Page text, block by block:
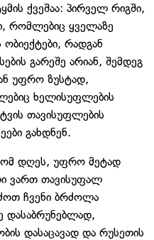
ქვეშაა: პირველ რიგში,
რომლებიც ყველაზე
ობიექტები, რადგან
გარეშე არიან, შემდეგ
უფრო ზუსტად,
ხელისუფლების
თავისუფლების
გახდნენ.
დღეს, უფრო მეტად
ვართ თავისუფალ
ჩვენი ბრძოლა
დასაბრუნებლად,
დასაცავად და რუსეთის